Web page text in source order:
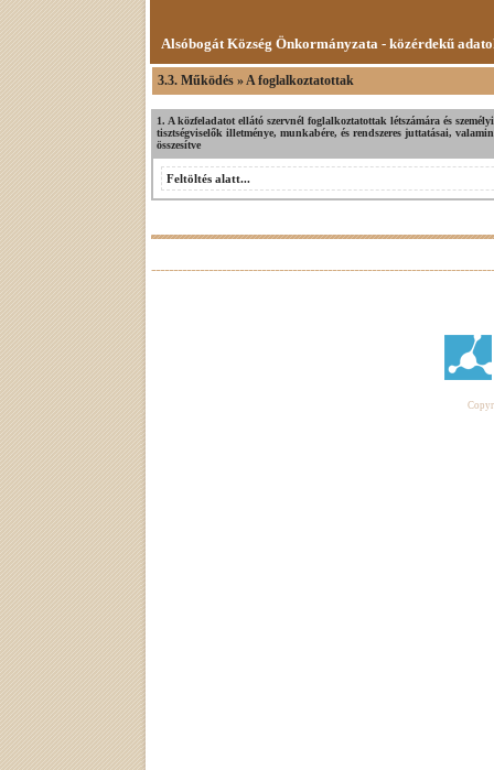
Alsóbogát Község Önkormányzata - közérdekű
3.3. Működés » A foglalkoztatottak
1. A közfeladatot ellátó szervnél foglalkoztatottak létszámára és
tisztségviselők illetménye, munkabére, és rendszeres juttatásai,
összesítve
Feltöltés alatt...